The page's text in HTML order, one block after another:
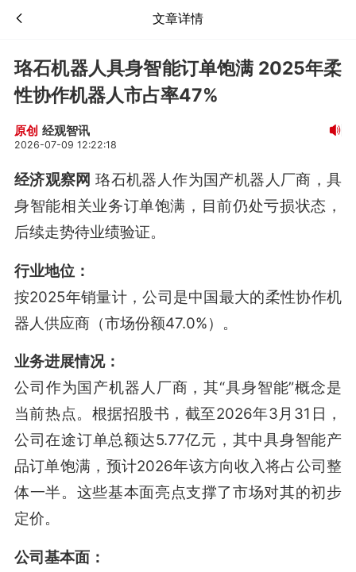
文章详情
珞石机器人具身智能订单饱满 2025年柔
性协作机器人市占率47%
原创 经观智讯
2026-07-09 12:22:18
经济观察网 珞石机器人作为国产机器人厂商，具
身智能相关业务订单饱满，目前仍处亏损状态，
后续走势待业绩验证。
行业地位：
按2025年销量计，公司是中国最大的柔性协作机
器人供应商（市场份额47.0%） 。
业务进展情况：
公司作为国产机器人厂商，其“具身智能”概念是
当前热点。根据招股书，截至2026年3月31日，
公司在途订单总额达5.77亿元，其中具身智能产
品订单饱满，预计2026年该方向收入将占公司整
体一半。这些基本面亮点支撑了市场对其的初步
定价。
公司基本面：